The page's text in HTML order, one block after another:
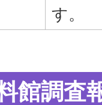
す。
館調査